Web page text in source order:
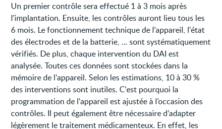
Un premier contrôle sera effectué 1 à 3 mois après
l'implantation. Ensuite, les contrôles auront lieu tous les
6 mois. Le fonctionnement technique de l'appareil, l'état
des électrodes et de la batterie, ... sont systématiquement
vérifiés. De plus, chaque intervention du DAI est
analysée. Toutes ces données sont stockées dans la
mémoire de l'appareil. Selon les estimations, 10 à 30 %
des interventions sont inutiles. C'est pourquoi la
programmation de l'appareil est ajustée à l’occasion des
contrôles. Il peut également être nécessaire d’adapter
légèrement le traitement médicamenteux. En effet, les